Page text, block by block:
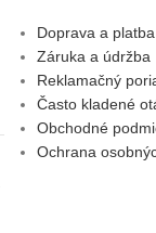
Doprava a platba
Záruka a údržba
Reklamačný
Často kladené
Obchodné
Ochrana